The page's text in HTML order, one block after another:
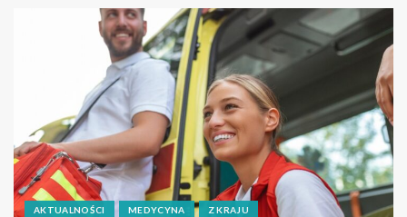
AKTUALNOŚCI MEDYCYNA Z KRAJU